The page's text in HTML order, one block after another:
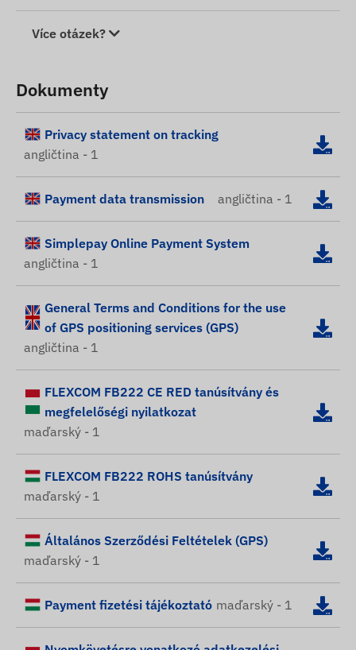
Více otázek?
Dokumenty
Privacy statement on tracking
angličtina - 1
Payment data transmission angličtina - 1
Simplepay Online Payment System
angličtina - 1
General Terms and Conditions for the use
of GPS positioning services (GPS)
angličtina - 1
FLEXCOM FB222 CE RED tanúsítvány és
megfelelőségi nyilatkozat
maďarský - 1
FLEXCOM FB222 ROHS tanúsítvány
maďarský - 1
Általános Szerződési Feltételek (GPS)
maďarský - 1
Payment fizetési tájékoztató maďarský - 1